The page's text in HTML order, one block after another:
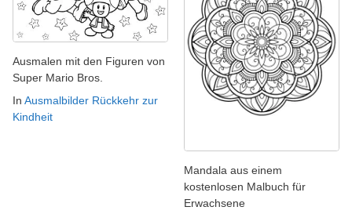
Ausmalen mit den Figuren von
Super Mario Bros.
In Ausmalbilder Rückkehr zur
Kindheit
Mandala aus einem
kostenlosen Malbuch für
Erwachsene